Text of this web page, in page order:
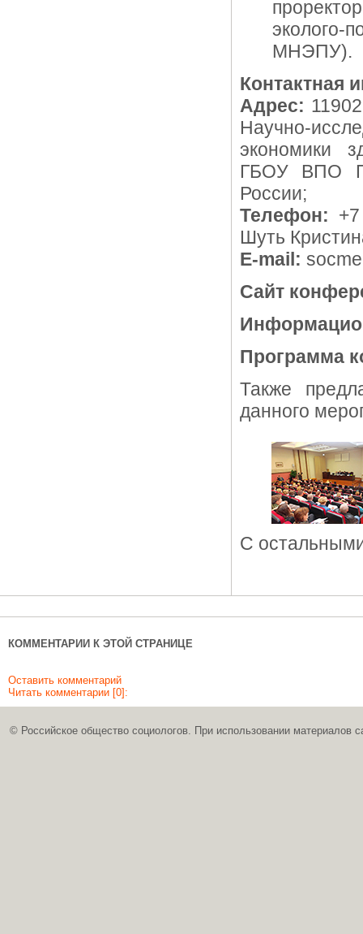
МНЭПУ).
Контактная
Адрес:
Научно-
экономики
ГБОУ ВПО
России;
Телефон:
Шуть
E-mail:
Сайт
Программа
Также
данного
С
КОММЕНТАРИИ К ЭТОЙ СТРАНИЦЕ
Оставить комментарий
Читать комментарии [0]:
© Российское общество социологов. При использовании материалов